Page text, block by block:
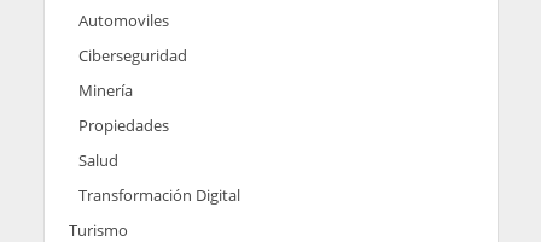
Automoviles
Ciberseguridad
Minería
Propiedades
Salud
Transformación Digital
Turismo